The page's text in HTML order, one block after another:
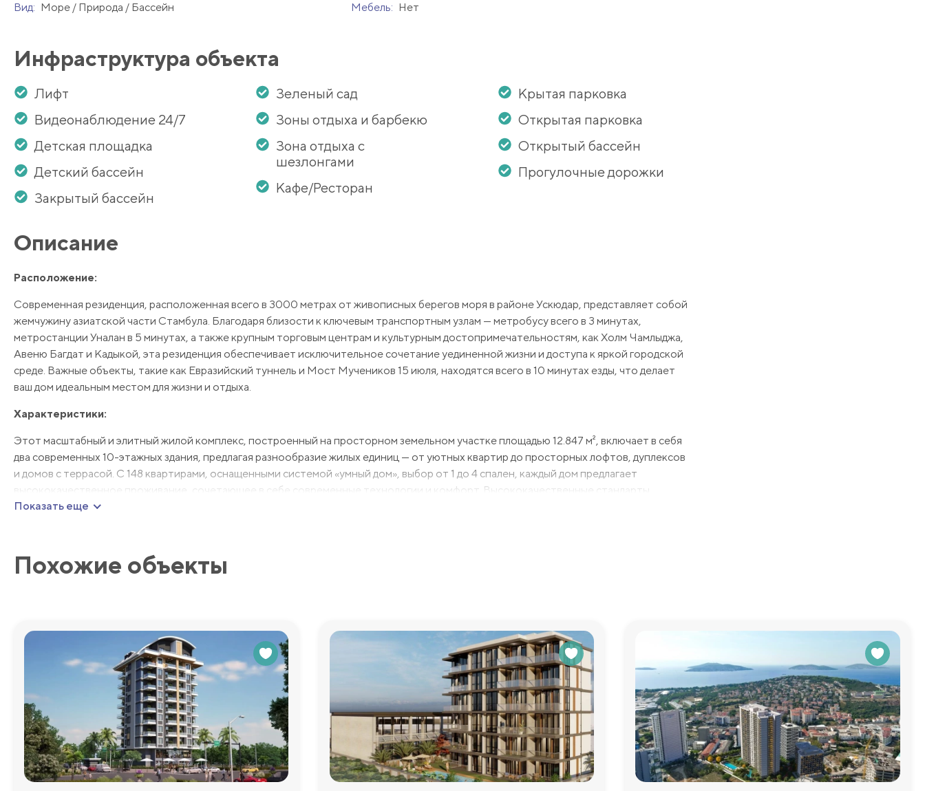
Вид: Море / Природа / Бассейн Мебель: Нет
Инфраструктура объекта
Лифт
Видеонаблюдение 24/7
Детская площадка
Детский бассейн
Закрытый бассейн
Зеленый сад
Зоны отдыха и барбекю
Зона отдыха с
шезлонгами
Кафе/Ресторан
Крытая парковка
Открытая парковка
Открытый бассейн
Прогулочные дорожки
Описание
Расположение:
Современная резиденция, расположенная всего в 3000 метрах от живописных берегов моря в районе Ускюдар, представляет собой
жемчужину азиатской части Стамбула. Благодаря близости к ключевым транспортным узлам — метробусу всего в 3 минутах,
метростанции Уналан в 5 минутах, а также крупным торговым центрам и культурным достопримечательностям, как Холм Чамлыджа,
Авеню Багдат и Кадыкой, эта резиденция обеспечивает исключительное сочетание уединенной жизни и доступа к яркой городской
среде. Важные объекты, такие как Евразийский туннель и Мост Мучеников 15 июля, находятся всего в 10 минутах езды, что делает
ваш дом идеальным местом для жизни и отдыха.
Характеристики:
Этот масштабный и элитный жилой комплекс, построенный на просторном земельном участке площадью 12.847 м², включает в себя
два современных 10-этажных здания, предлагая разнообразие жилых единиц — от уютных квартир до просторных лофтов, дуплексов
и домов с террасой. С 148 квартирами, оснащенными системой «умный дом», выбор от 1 до 4 спален, каждый дом предлагает
высококачественное проживание, сочетающее в себе современные технологии и комфорт. Высококачественные стандарты
отделки, включая двери патио и окна от пола до потолка, обеспечивают максимум дневного света, в то время как ванные комнаты
Жители резиденции будут наслаждаться широким спектром удобств на территории комплекса, включая крытый гараж, закрытый
частные террасы для расслабления, здесь найдется всё для жизни вашей мечты.
Мы будем рады ответить на любые дополнительные вопросы, которые у Вас возникнут и с удовольствием предоставим
более подробную информацию!
Показать еще
Похожие объекты